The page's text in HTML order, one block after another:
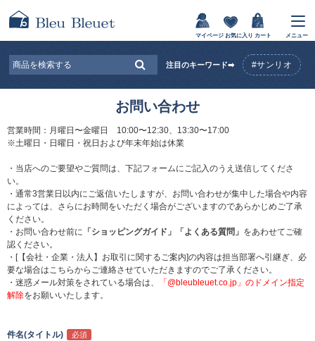
マイページ お気に入り カート メニュー
注目のキーワード➡ #サンリオ
お問い合わせ
営業時間：月曜日〜金曜日 10:00〜12:30、13:30〜17:00
※土曜日・日曜日・祝日および年末年始は休業
・当店へのご要望やご質問は、下記フォームにご記入のうえ送信してくださ
い。
・通常3営業日以内にご返信いたしますが、お問い合わせが集中した場合や内容
によっては、さらにお時間をいただく場合がございますのであらかじめご了承
ください。
・お問い合わせ前に 「ショッピングガイド」 「よくある質問」 をあわせてご確
認ください。
・[【会社・企業・法人】お取引に関するご案内]の内容は担当部署へ引継ぎ、必
要な場合はこちらからご連絡させていただきますのでご了承ください。
・迷惑メール対策をされている場合は、
「@bleubleuet.co.jp」のドメイン指定
解除をお願いいたします。
件名(タイトル)